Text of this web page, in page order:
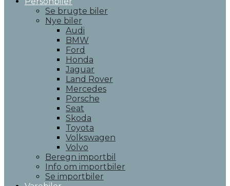
Se brugte biler
Nye biler
Audi
BMW
Ford
Honda
Jaguar
Land Rover
Mercedes
Porsche
Seat
Skoda
Toyota
Volkswagen
Volvo
Beregn importbil
Info om importbiler
Se importbiler